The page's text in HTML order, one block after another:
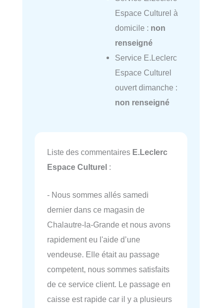
Espace Culturel à
domicile : non
renseigné
Service E.Leclerc
Espace Culturel
ouvert dimanche :
non renseigné
Liste des commentaires E.Leclerc
Espace Culturel :
- Nous sommes allés samedi
dernier dans ce magasin de
Chalautre-la-Grande et nous avons
rapidement eu l'aide d’une
vendeuse. Elle était au passage
competent, nous sommes satisfaits
de ce service client. Le passage en
caisse est rapide car il y a plusieurs